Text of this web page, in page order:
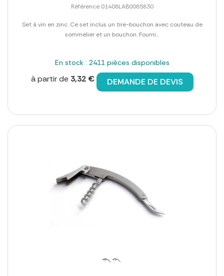
Référence 01408LAB0085830
Set à vin en zinc. Ce set inclus un tire-bouchon avec couteau de
sommelier et un bouchon. Fourni...
En stock : 2411 pièces disponibles
à partir de 3,32 € DEMANDE DE DEVIS